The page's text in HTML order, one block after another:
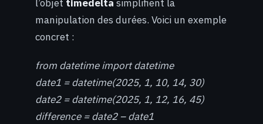
l’objet timedelta simplifient la
manipulation des durées. Voici un exemple
concret :
from datetime import datetime
date1 = datetime(2025, 1, 10, 14, 30)
date2 = datetime(2025, 1, 12, 16, 45)
difference = date2 – date1